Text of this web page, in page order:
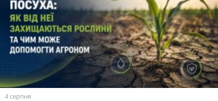
4 серпня